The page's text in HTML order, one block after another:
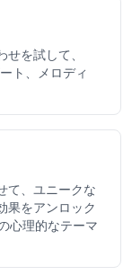
を試して、
ト、メロディ
て、ユニークな
果をアンロック
心理的なテーマ